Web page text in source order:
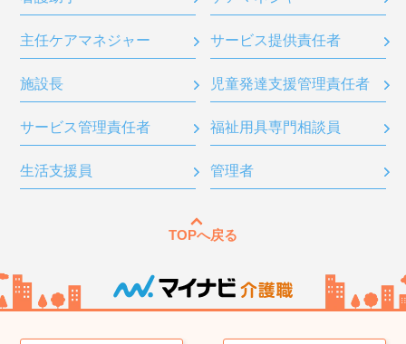
主任ケアマネジャー サービス提供責任者
施設長 児童発達支援管理責任者
サービス管理責任者 福祉用具専門相談員
生活支援員 管理者
TOPへ戻る